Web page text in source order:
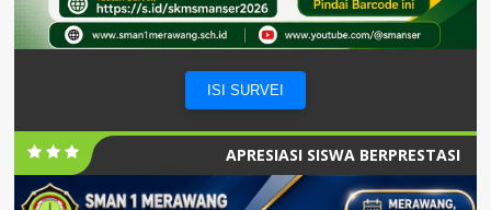
ISI SURVEI
APRESIASI SISWA BERPRESTASI